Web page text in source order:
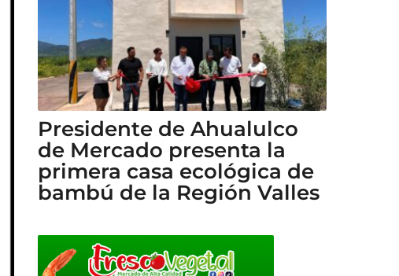
Presidente de Ahualulco
de Mercado presenta la
primera casa ecológica de
bambú de la Región Valles